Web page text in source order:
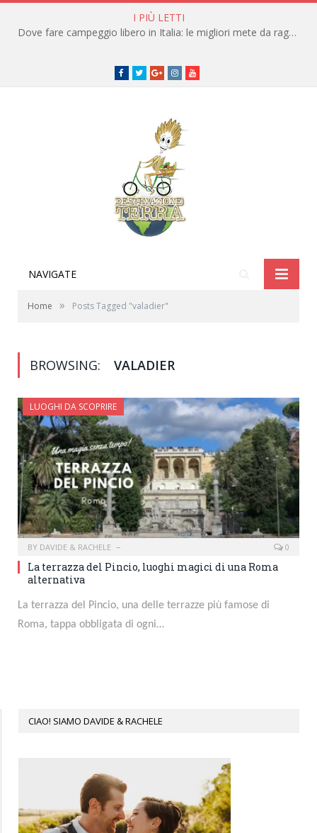
I PIÙ LETTI
Dove fare campeggio libero in Italia: le migliori mete da raggiungere in traghetto
Facebook
TwitterGoogle+instagramyoutube
NAVIGATE
Home » Posts Tagged "valadier"
BROWSING: VALADIER
LUOGHI DA SCOPRIRE
BY DAVIDE & RACHELE 0
La terrazza del Pincio, luoghi magici di una Roma
alternativa
La terrazza del Pincio, una delle terrazze più famose di
Roma, tappa obbligata di ogni…
CIAO! SIAMO DAVIDE & RACHELE